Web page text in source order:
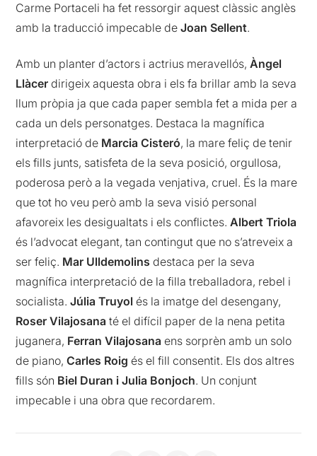
Carme Portaceli ha fet ressorgir aquest clàssic anglès
amb la traducció impecable deJoan Sellent.
Amb un planter d’actors i actrius meravellós,Àngel
Llàcer dirigeix aquesta obra i els fa brillar amb la seva
llum pròpia ja que cada paper sembla fet a mida per a
cada un dels personatges. Destaca la magnífica
interpretació de Marcia Cisteró, la mare feliç de tenir
els fills junts, satisfeta de la seva posició, orgullosa,
poderosa però a la vegada venjativa, cruel. És la mare
que tot ho veu però amb la seva visió personal
afavoreix les desigualtats i els conflictes.Albert Triola
és l’advocat elegant, tan contingut que no s’atreveix a
ser feliç. Mar Ulldemolinsdestaca per la seva
magnífica interpretació de la filla treballadora, rebel i
socialista.Júlia Truyol és la imatge del desengany,
Roser Vilajosana té el difícil paper de la nena petita
juganera, Ferran Vilajosana ens sorprèn amb un solo
de piano,Carles Roig és el fill consentit. Els dos altres
fills són Biel Duran i Julia Bonjoch. Un conjunt
impecable i una obra que recordarem.